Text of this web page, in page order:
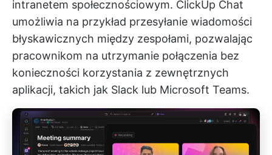
intranetem społecznościowym. ClickUp Chat
umożliwia na przykład przesyłanie wiadomości
błyskawicznych między zespołami, pozwalając
pracownikom na utrzymanie połączenia bez
konieczności korzystania z zewnętrznych
aplikacji, takich jak Slack lub Microsoft Teams.